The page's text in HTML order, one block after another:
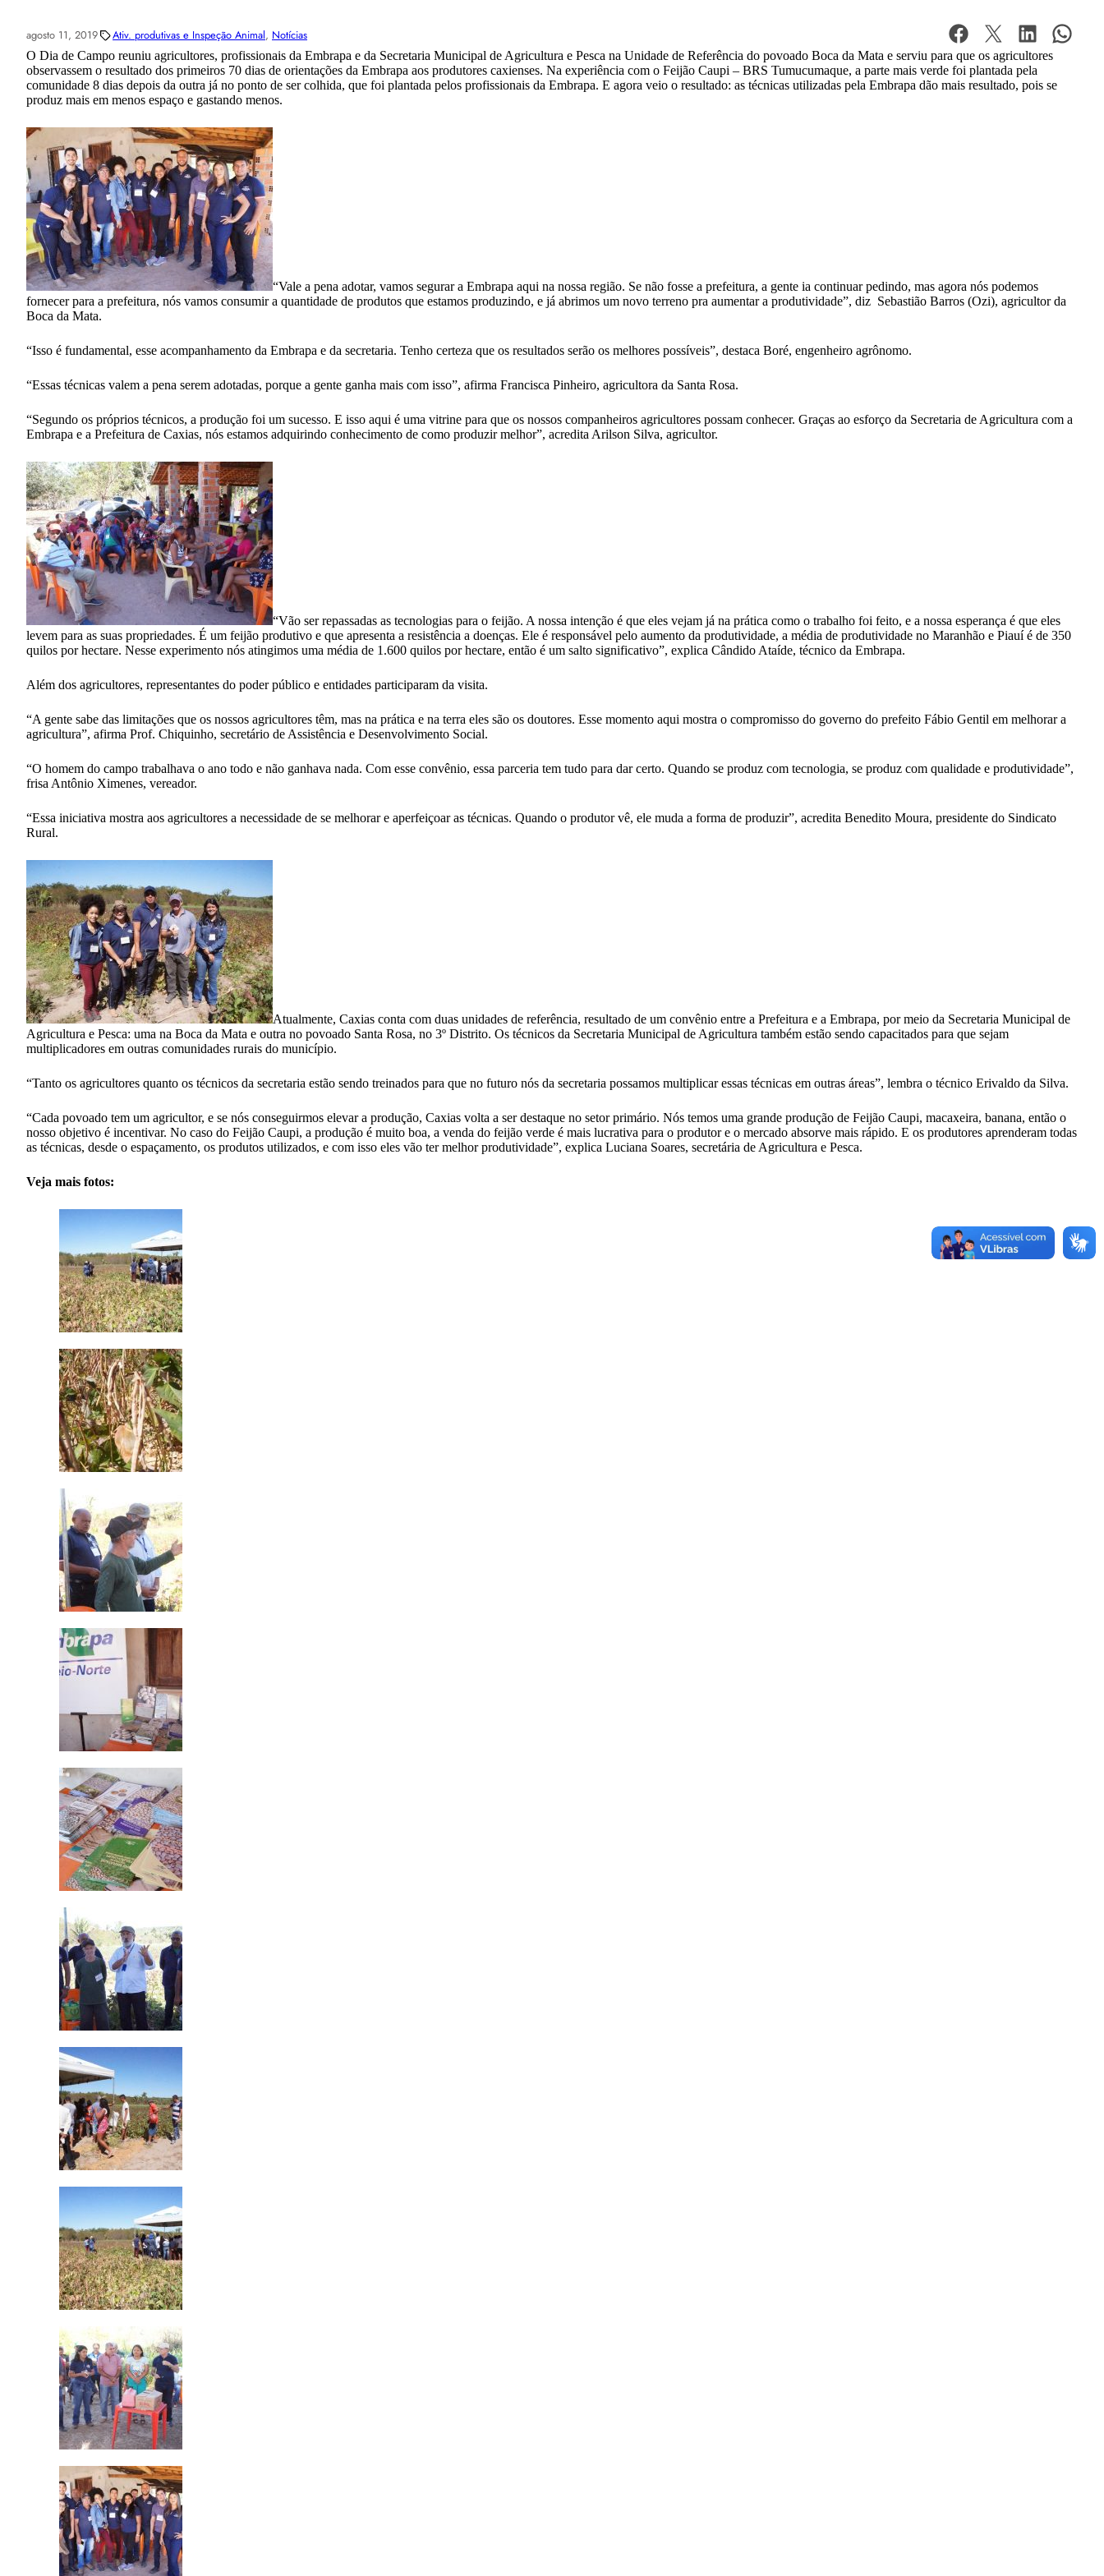
agosto 11, 2019 Ativ. produtivas e Inspeção Animal, Notícias
O Dia de Campo reuniu agricultores, profissionais da Embrapa e da Secretaria Municipal de Agricultura e Pesca na Unidade de Referência do povoado Boca da Mata e serviu para que os agricultores
observassem o resultado dos primeiros 70 dias de orientações da Embrapa aos produtores caxienses. Na experiência com o Feijão Caupi – BRS Tumucumaque, a parte mais verde foi plantada pela
comunidade 8 dias depois da outra já no ponto de ser colhida, que foi plantada pelos profissionais da Embrapa. E agora veio o resultado: as técnicas utilizadas pela Embrapa dão mais resultado, pois se
produz mais em menos espaço e gastando menos.
“Vale a pena adotar, vamos segurar a Embrapa aqui na nossa região. Se não fosse a prefeitura, a gente ia continuar pedindo, mas agora nós podemos
fornecer para a prefeitura, nós vamos consumir a quantidade de produtos que estamos produzindo, e já abrimos um novo terreno pra aumentar a produtividade”, diz Sebastião Barros (Ozi), agricultor da
Boca da Mata.
“Isso é fundamental, esse acompanhamento da Embrapa e da secretaria. Tenho certeza que os resultados serão os melhores possíveis”, destaca Boré, engenheiro agrônomo.
“Essas técnicas valem a pena serem adotadas, porque a gente ganha mais com isso”, afirma Francisca Pinheiro, agricultora da Santa Rosa.
“Segundo os próprios técnicos, a produção foi um sucesso. E isso aqui é uma vitrine para que os nossos companheiros agricultores possam conhecer. Graças ao esforço da Secretaria de Agricultura com a
Embrapa e a Prefeitura de Caxias, nós estamos adquirindo conhecimento de como produzir melhor”, acredita Arilson Silva, agricultor.
“Vão ser repassadas as tecnologias para o feijão. A nossa intenção é que eles vejam já na prática como o trabalho foi feito, e a nossa esperança é que eles
levem para as suas propriedades. É um feijão produtivo e que apresenta a resistência a doenças. Ele é responsável pelo aumento da produtividade, a média de produtividade no Maranhão e Piauí é de 350
quilos por hectare. Nesse experimento nós atingimos uma média de 1.600 quilos por hectare, então é um salto significativo”, explica Cândido Ataíde, técnico da Embrapa.
Além dos agricultores, representantes do poder público e entidades participaram da visita.
“A gente sabe das limitações que os nossos agricultores têm, mas na prática e na terra eles são os doutores. Esse momento aqui mostra o compromisso do governo do prefeito Fábio Gentil em melhorar a
agricultura”, afirma Prof. Chiquinho, secretário de Assistência e Desenvolvimento Social.
“O homem do campo trabalhava o ano todo e não ganhava nada. Com esse convênio, essa parceria tem tudo para dar certo. Quando se produz com tecnologia, se produz com qualidade e produtividade”,
frisa Antônio Ximenes, vereador.
“Essa iniciativa mostra aos agricultores a necessidade de se melhorar e aperfeiçoar as técnicas. Quando o produtor vê, ele muda a forma de produzir”, acredita Benedito Moura, presidente do Sindicato
Rural.
Atualmente, Caxias conta com duas unidades de referência, resultado de um convênio entre a Prefeitura e a Embrapa, por meio da Secretaria Municipal de
Agricultura e Pesca: uma na Boca da Mata e outra no povoado Santa Rosa, no 3º Distrito. Os técnicos da Secretaria Municipal de Agricultura também estão sendo capacitados para que sejam
multiplicadores em outras comunidades rurais do município.
“Tanto os agricultores quanto os técnicos da secretaria estão sendo treinados para que no futuro nós da secretaria possamos multiplicar essas técnicas em outras áreas”, lembra o técnico Erivaldo da Silva.
“Cada povoado tem um agricultor, e se nós conseguirmos elevar a produção, Caxias volta a ser destaque no setor primário. Nós temos uma grande produção de Feijão Caupi, macaxeira, banana, então o
nosso objetivo é incentivar. No caso do Feijão Caupi, a produção é muito boa, a venda do feijão verde é mais lucrativa para o produtor e o mercado absorve mais rápido. E os produtores aprenderam todas
as técnicas, desde o espaçamento, os produtos utilizados, e com isso eles vão ter melhor produtividade”, explica Luciana Soares, secretária de Agricultura e Pesca.
Veja mais fotos: